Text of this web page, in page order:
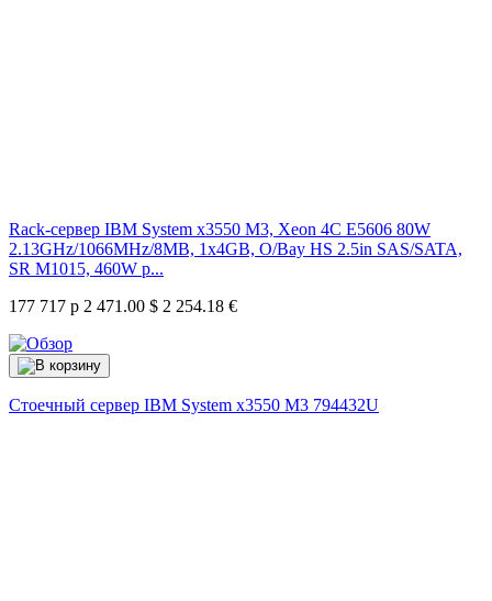
Rack-сервер IBM System x3550 M3, Xeon 4C E5606 80W
2.13GHz/1066MHz/8MB, 1x4GB, O/Bay HS 2.5in SAS/SATA,
SR M1015, 460W p...
177 717 р 2 471.00 $ 2 254.18 €
Стоечный сервер IBM System x3550 M3 794432U